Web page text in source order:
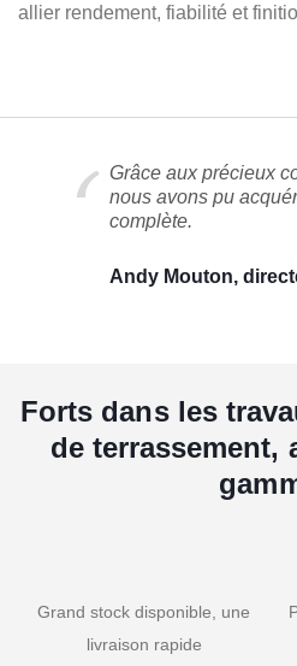
allier rendement, fiabilité et
Grâce aux précieux
nous avons pu
complète.
Andy Mouton,
Forts dans les
de terrassement,
Grand stock disponible, une
livraison rapide